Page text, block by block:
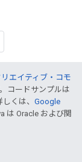
リエイティブ・コモ
コードサンプルは
くは、 Google
は Oracle および関